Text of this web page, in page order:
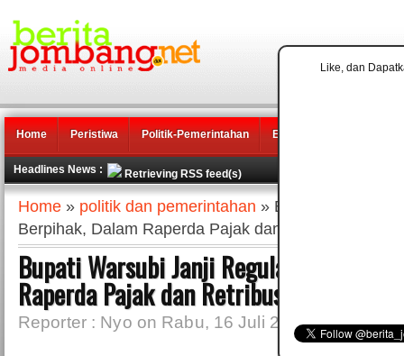
Home Peristiwa Politik-Pemerintahan Ekonomi
Headlines News : Retrieving RSS feed(s)
Home » politik dan pemerintahan » Bupati Warsubi
Berpihak, Dalam Raperda Pajak dan Retribusi
Bupati Warsubi Janji Regulasi Lebih
Raperda Pajak dan Retribusi Daerah
Reporter : Nyo on Rabu, 16 Juli 2025 | 21.54
Like, dan